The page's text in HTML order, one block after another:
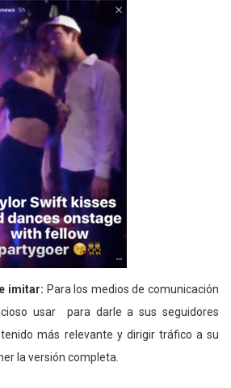
imitar: Para los medios de comunicación
usar para darle a sus seguidores
más relevante y dirigir tráfico a su
la versión completa.